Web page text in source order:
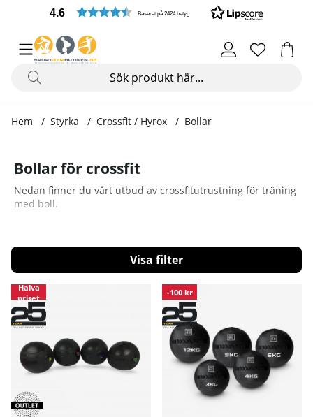
4.6 Baserat på 2424 betyg
Hem Styrka Crossfit / Hyrox Bollar
Bollar för crossfit
Nedan finner du vårt utbud av crossfitutrustning för träning
med boll.
Filtrera
Produkter
Halva
priset
-100 kr